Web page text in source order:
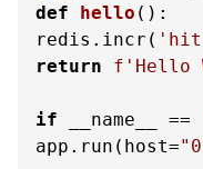
def
hello ():
redis.incr(
return
f'Hello
if __name__ ==
app.run(host=